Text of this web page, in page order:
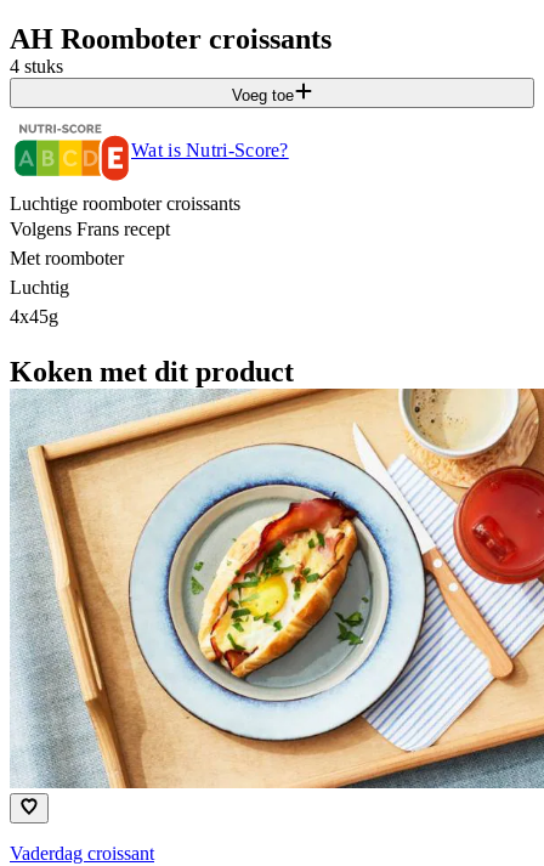
AH Roomboter croissants
4 stuks
Voeg toe
Wat is Nutri-Score?
Luchtige roomboter croissants
Volgens Frans recept
Met roomboter
Luchtig
4x45g
Koken met dit product
Vaderdag croissant